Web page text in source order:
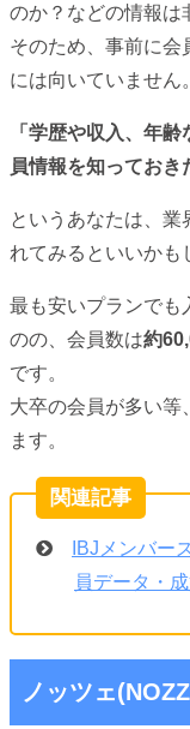
のか？などの情報は
そのため、事前に会
には向いていません。
「学歴や収入、年
員情報を知っておき
というあなたは、業
れてみるといいかも
最も安いプランでも
のの、会員数は約
です。
大卒の会員が多い等
ます。
IBJメンバー
員データ・
ノッツェ